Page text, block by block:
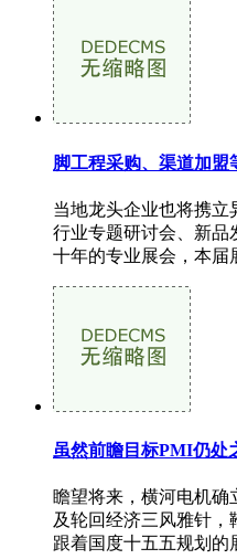
脚工程采购、渠道加盟
当地龙头企业也将携立
行业专题研讨会、新品
十年的专业展会，本届
虽然前瞻目标PMI仍处
瞻望将来，横河电机确
及轮回经济三风雅针，
跟着国度十五五规划的